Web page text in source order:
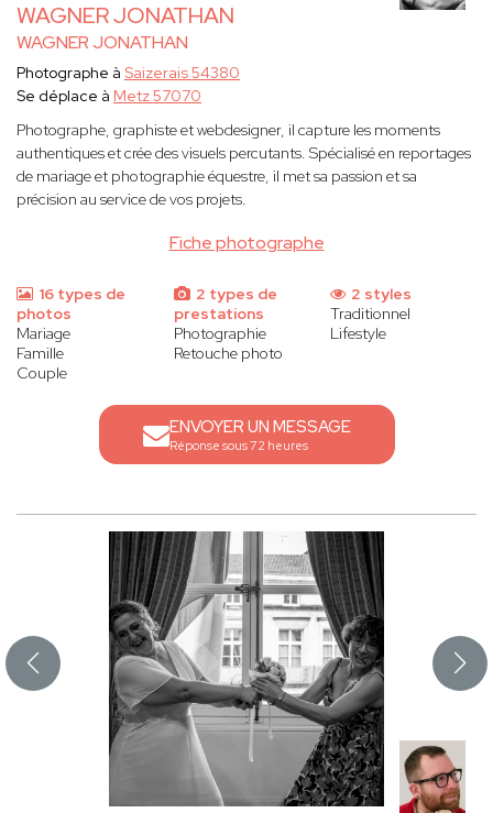
WAGNER JONATHAN
WAGNER JONATHAN
Fiche photographe
Photographe à Saizerais 54380
Se déplace à Metz 57070
Photographe, graphiste et webdesigner, il capture les moments
authentiques et crée des visuels percutants. Spécialisé en reportages
de mariage et photographie équestre, il met sa passion et sa
précision au service de vos projets.
16 types de
photos
Mariage
Famille
Couple
2 types de
prestations
Photographie
Retouche photo
2 styles
Traditionnel
Lifestyle
ENVOYER UN MESSAGE
Réponse sous 72 heures